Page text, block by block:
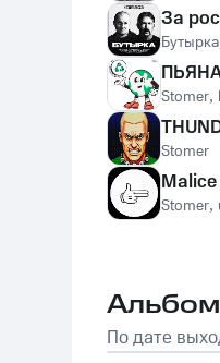
За
Бутырка
Stomer,
Stomer
Malice
Stomer,
По дате